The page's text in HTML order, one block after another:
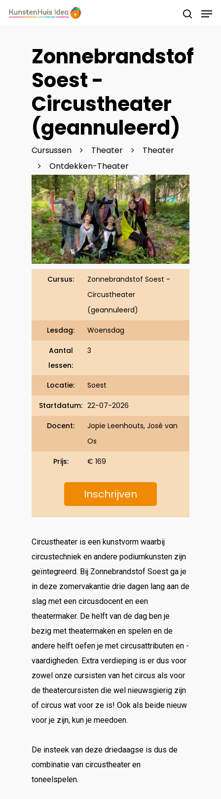
Druk op Enter om te starten met zoeken of
Zonnebrandstof
Soest -
Circustheater
(geannuleerd)
Cursussen Theater
Theater
Ontdekken-Theater
Cursus:
Zonnebrandstof Soest -
Circustheater
(geannuleerd)
Lesdag: Woensdag
Aantal
lessen:
3
Locatie: Soest
Startdatum: 22-07-2026
Docent:
Jopie Leenhouts, José van
Os
Prijs: € 169
Inschrijven
Circustheater is een kunstvorm waarbij
circustechniek en andere podiumkunsten zijn
geïntegreerd. Bij Zonnebrandstof Soest ga je
in deze zomervakantie drie dagen lang aan de
slag met een circusdocent en een
theatermaker. De helft van de dag ben je
bezig met theatermaken en spelen en de
andere helft oefen je met circusattributen en -
vaardigheden. Extra verdieping is er dus voor
zowel onze cursisten van het circus als voor
de theatercursisten die wel nieuwsgierig zijn
of circus wat voor ze is! Ook als beide nieuw
voor je zijn, kun je meedoen.
De insteek van deze driedaagse is dus de
combinatie van circustheater en
toneelspelen.